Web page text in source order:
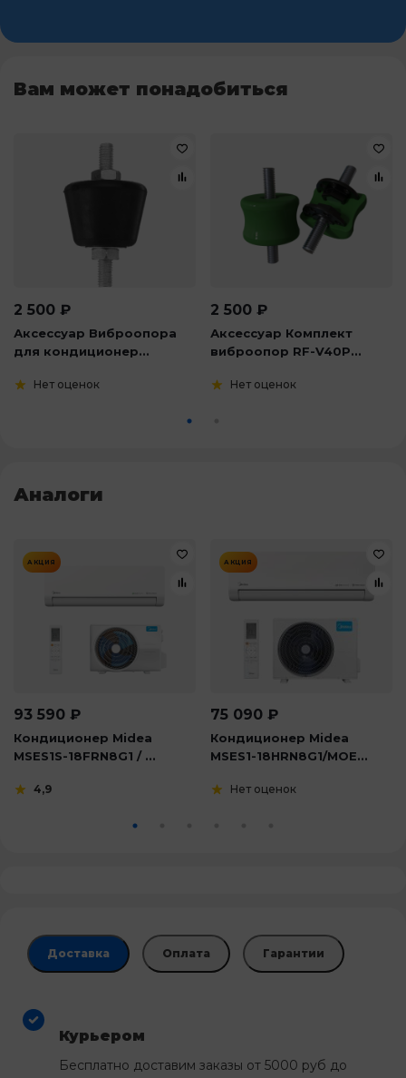
Вам может понадобиться
2 500 ₽
Аксессуар Виброопора
для кондиционер...
Нет оценок
2 500 ₽
Аксессуар Комплект
виброопор RF-V40P...
Нет оценок
Аналоги
АКЦИЯ
93 590 ₽
Кондиционер Midea
MSES1S-18FRN8G1 / ...
4,9
АКЦИЯ
75 090 ₽
Кондиционер Midea
MSES1-18HRN8G1/MOE...
Нет оценок
Доставка Оплата Гарантии
Курьером
Бесплатно доставим заказы от 5000 руб до